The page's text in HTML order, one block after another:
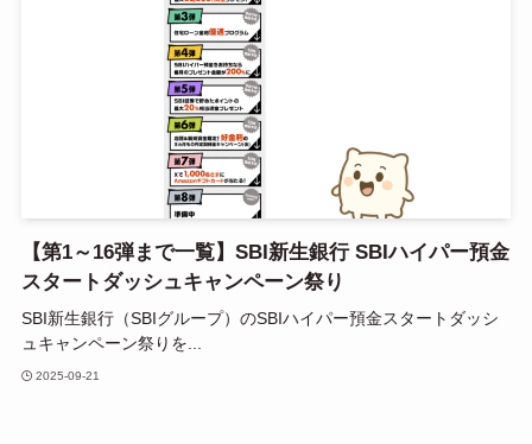
【第1～16弾まで一覧】SBI新生銀行 SBIハイパー預金
スタートダッシュキャンペーン祭り
SBI新生銀行（SBIグループ）のSBIハイパー預金スタートダッシ
ュキャンペーン祭りを...
2025-09-21